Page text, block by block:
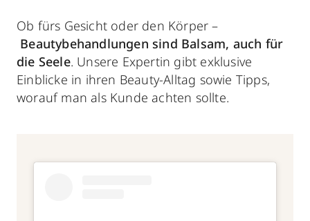
Ob fürs Gesicht oder den Körper –
Beautybehandlungen sind Balsam, auch für
die Seele. Unsere Expertin gibt exklusive
Einblicke in ihren Beauty-Alltag sowie Tipps,
worauf man als Kunde achten sollte.